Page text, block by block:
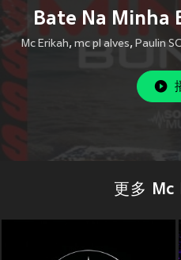
Bate Na Minha
Mc Erikah, mc pl alves, Paulin
更多 Mc